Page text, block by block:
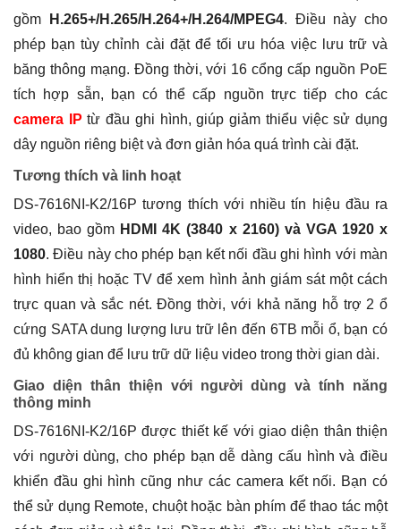
gồm
H.265+/H.265/H.264+/H.264/MPEG4. Điều này cho
phép bạn tùy chỉnh cài đặt để tối ưu hóa việc lưu trữ và
băng thông mạng. Đồng thời, với 16 cổng cấp nguồn PoE
tích hợp sẵn, bạn có thể cấp nguồn trực tiếp cho các
camera IP từ đầu ghi hình, giúp giảm thiểu việc sử dụng
dây nguồn riêng biệt và đơn giản hóa quá trình cài đặt.
Tương thích và linh hoạt
DS-7616NI-K2/16P tương thích với nhiều tín hiệu đầu ra
video, bao gồm HDMI 4K (3840 x 2160) và VGA 1920 x
1080. Điều này cho phép bạn kết nối đầu ghi hình với màn
hình hiển thị hoặc TV để xem hình ảnh giám sát một cách
trực quan và sắc nét. Đồng thời, với khả năng hỗ trợ 2 ổ
cứng SATA dung lượng lưu trữ lên đến 6TB mỗi ổ, bạn có
đủ không gian để lưu trữ dữ liệu video trong thời gian dài.
Giao diện thân thiện với người dùng và tính năng
thông minh
DS-7616NI-K2/16P được thiết kế với giao diện thân thiện
với người dùng, cho phép bạn dễ dàng cấu hình và điều
khiển đầu ghi hình cũng như các camera kết nối. Bạn có
thể sử dụng Remote, chuột hoặc bàn phím để thao tác một